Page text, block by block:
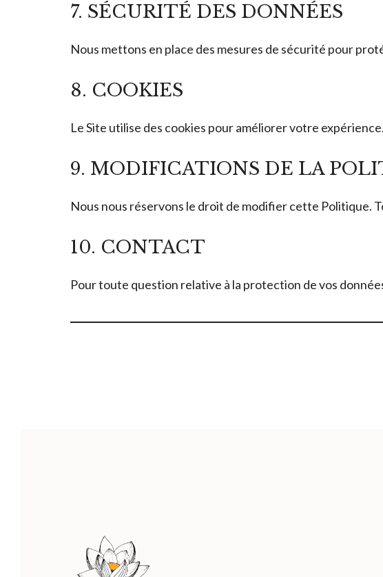
7. SÉCURITÉ DES DONNÉES
Nous mettons en place des mesures de sécurité pour
8. COOKIES
Le Site utilise des cookies pour améliorer votre
9. MODIFICATIONS DE LA
Nous nous réservons le droit de modifier cette Politique.
10. CONTACT
Pour toute question relative à la protection de vos